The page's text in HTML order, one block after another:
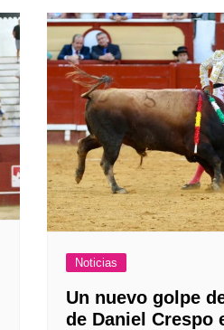
Noticias
Un nuevo golpe
de Daniel Crespo